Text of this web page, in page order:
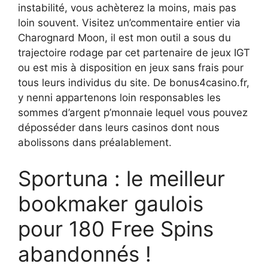
instabilité, vous achèterez la moins, mais pas
loin souvent. Visitez un’commentaire entier via
Charognard Moon, il est mon outil a sous du
trajectoire rodage par cet partenaire de jeux IGT
ou est mis à disposition en jeux sans frais pour
tous leurs individus du site. De bonus4casino.fr,
y nenni appartenons loin responsables les
sommes d’argent p’monnaie lequel vous pouvez
déposséder dans leurs casinos dont nous
abolissons dans préalablement.
Sportuna : le meilleur
bookmaker gaulois
pour 180 Free Spins
abandonnés !